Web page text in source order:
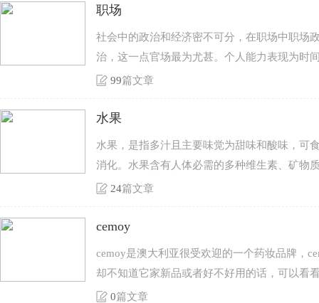
职场
社会中的政治和经济密不可分，在职场中职场
治，这一点官场最为尤甚。个人能力表现为时
判断自身所处环境的能力。
99篇文章
水果
水果，是指多汁且主要味觉为甜味和酸味，可
消化。水果含有人体必需的多种维生素、矿
可口，并能促进身体健康，进而达到防治疾病
24篇文章
cemoy
cemoy是澳大利亚很受欢迎的一个药妆品牌，
却不知道它家新品或者好不好用的话，可以看
0篇文章